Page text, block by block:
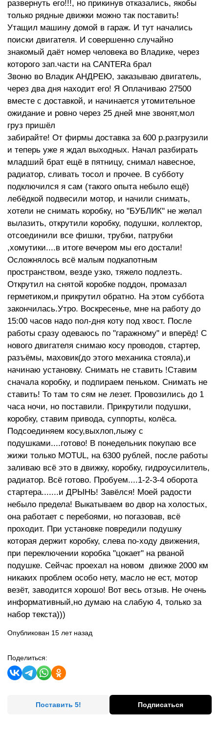
развернуть его!!!, но прикинув отказались, якобы
только рядные движки можно так поставить!
Утащил машину домой в гараж. И тут начались
поиски двигателя. И совершенно случайно
знакомый даёт номер человека во Владике, через
которого зап.части на CANTERа брал
Звоню во Владик АНДРЕЮ, заказываю двигатель,
через два дня находит его! Я Оплачиваю 27500
вместе с доставкой, и начинается утомительное
ожидание и ровно через 25 дней мне звонят,мол
груз пришёл
забирайте! От фирмы доставка за 600 р.разгрузили
и теперь уже я ждал выходных. Начал разбирать
младший брат ещё в пятницу, снимал навесное,
радиатор, сливать тосол и прочее. В субботу
подключился я сам (такого опыта небыло ещё)
лебёдкой подвесили мотор, и начили снимать,
хотели не снимать коробку, но "БУБЛИК" не желал
вылазить, открутили коробку, подушки, коллектор,
отсоединили все фишки, трубки, патрубки
,хомутики....в итоге вечером мы его достали!
Осложнялось всё малым подкапотным
пространством, везде узко, тяжело подлезть.
Открутил на снятой коробке поддон, промазал
герметиком,и прикрутил обратно. На этом суббота
закончилась.Утро. Воскресенье, мне на работу до
15:00 часов надо пол-дня коту под хвост. После
работы сразу одеваюсь по "гаражному" и вперёд! С
нового двигателя снимаю косу проводов, стартер,
разъёмы, маховик(до этого механика стояла),и
начинаю установку. Снимать не ставить !Ставим
сначала коробку, и подпираем пеньком. Снимать не
ставить! То там то сям не лезет. Провозились до 1
часа ночи, но поставили. Прикрутили подушки,
коробку, ставим привода, суппорты, колёса.
Подсоединяем косу,выхлоп,лыжу с
подушками....готово! В понедельник покупаю все
жижи только MOTUL, на 6300 рублей, после работы
заливаю всё это в движку, коробку, гидроусилитель,
радиатор. Всё готово. Пробуем....1-2-3-4 оборота
стартера.......и ДРЫНЬ! Завёлся! Моей радости
небыло предела! Выкатываем во двор на холостых,
она работает с перебоями, но погазовав, всё
проходит. При установке повредили подушку
которая держит коробку, слева по-ходу движения,
при переключении коробка "цокает" на рваной
подушке. Сейчас проехал на новом движке 2000 км
никаких проблем особо нету, масло не ест, мотор
везёт, заводится хорошо! Вот весь отзыв. Не очень
информативный,но думаю на слабую 4, только за
набор текста)))
Опубликован 15 лет назад
Поделиться:
Поставить 5! Подписаться